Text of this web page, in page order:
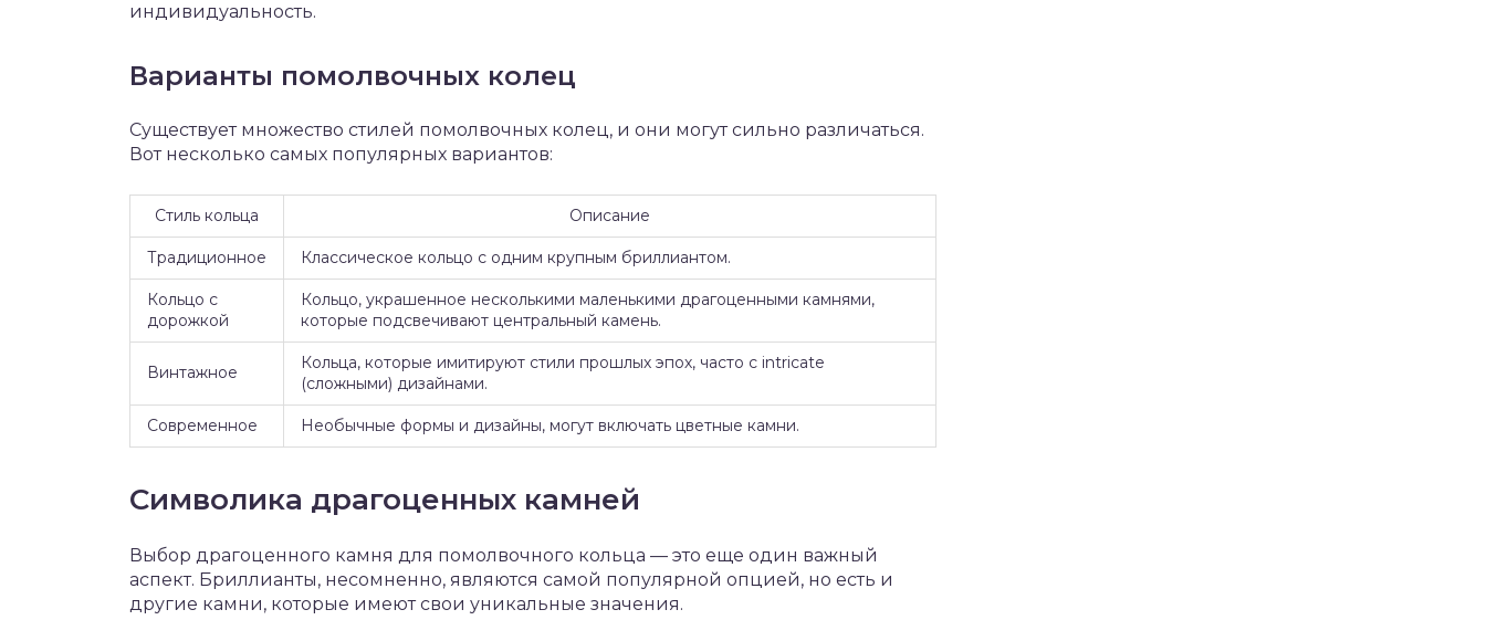
индивидуальность.
Варианты помолвочных колец
Существует множество стилей помолвочных колец, и они могут сильно различаться.
Вот несколько самых популярных вариантов:
Стиль кольца Описание
Традиционное Классическое кольцо с одним крупным бриллиантом.
Кольцо с
дорожкой
Кольцо, украшенное несколькими маленькими драгоценными камнями,
которые подсвечивают центральный камень.
Винтажное
Кольца, которые имитируют стили прошлых эпох, часто с intricate
(сложными) дизайнами.
Современное Необычные формы и дизайны, могут включать цветные камни.
Символика драгоценных камней
Выбор драгоценного камня для помолвочного кольца — это еще один важный
аспект. Бриллианты, несомненно, являются самой популярной опцией, но есть и
другие камни, которые имеют свои уникальные значения.